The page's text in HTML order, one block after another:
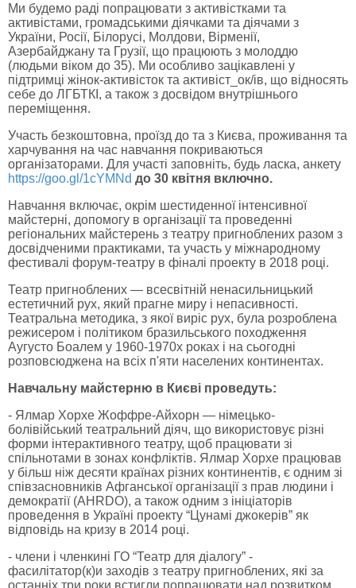
Ми будемо раді попрацювати з активістками та
активістами, громадськими діячками та діячами з
України, Росії, Білорусі, Молдови, Вірменії,
Азербайджану та Грузії, що працюють з молоддю
(людьми віком до 35). Ми особливо зацікавлені у
підтримці жінок-активісток та активіст_ок/ів, що відносять
себе до ЛГБТКІ, а також з досвідом внутрішнього
переміщення.
Участь безкоштовна, проїзд до та з Києва, проживання та
харчування на час навчання покриваються
організаторами. Для участі заповніть, будь ласка, анкету
https://goo.gl/1cYMNd до 30 квітня включно.
Навчання включає, окрім шестиденної інтенсивної
майстерні, допомогу в організації та проведенні
регіональних майстерень з театру пригноблених разом з
досвідченими практиками, та участь у міжнародному
фестивалі форум-театру в фіналі проекту в 2018 році.
Театр пригноблених — всесвітній ненасильницький
естетичний рух, який прагне миру і непасивності.
Театральна методика, з якої виріс рух, була розроблена
режисером і політиком бразильського походження
Аугусто Боалем у 1960-1970х роках і на сьогодні
розповсюджена на всіх п'яти населених континентах.
Навчальну майстерню в Києві проведуть:
- Ялмар Хорхе Жоффре-Айхорн — німецько-
болівійський театральний діяч, що використовує різні
форми інтерактивного театру, щоб працювати зі
спільнотами в зонах конфліктів. Ялмар Хорхе працював
у більш ніж десяти країнах різних континентів, є одним зі
співзасновників Афганської організації з прав людини і
демократії (AHRDO), а також одним з ініціаторів
проведення в Україні проекту “Цунамі джокерів” як
відповідь на кризу в 2014 році.
- члени і членкині ГО “Театр для діалогу” -
фасилітатор(к)и заходів з театру пригноблених, які за
останніх три роки встигли попрацювати над розвитком